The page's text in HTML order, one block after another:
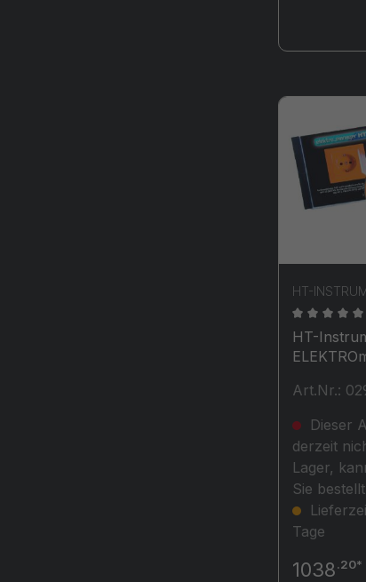
HT-
HT-
Prüf- &
Art.Nr.:
Dieser
derzeit
Lager,
Sie
Tage
1038.20*